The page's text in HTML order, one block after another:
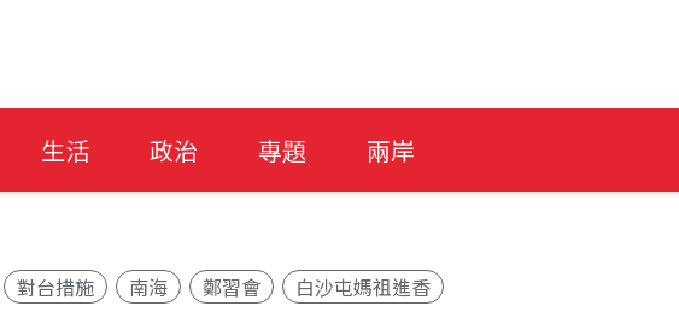
生活 政治 專題 兩岸
對台措施 南海 鄭習會
白沙屯媽祖進香